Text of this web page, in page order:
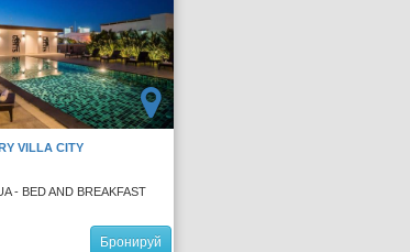
VILLA CITY
- BED AND BREAKFAST
Бронируй